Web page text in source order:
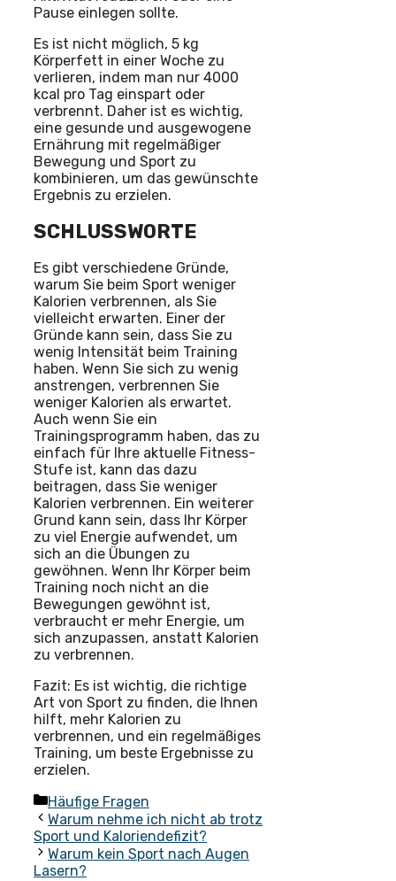
Pause einlegen sollte.
Es ist nicht möglich, 5 kg
Körperfett in einer Woche zu
verlieren, indem man nur 4000
kcal pro Tag einspart oder
verbrennt. Daher ist es wichtig,
eine gesunde und ausgewogene
Ernährung mit regelmäßiger
Bewegung und Sport zu
kombinieren, um das gewünschte
Ergebnis zu erzielen.
SCHLUSSWORTE
Es gibt verschiedene Gründe,
warum Sie beim Sport weniger
Kalorien verbrennen, als Sie
vielleicht erwarten. Einer der
Gründe kann sein, dass Sie zu
wenig Intensität beim Training
haben. Wenn Sie sich zu wenig
anstrengen, verbrennen Sie
weniger Kalorien als erwartet.
Auch wenn Sie ein
Trainingsprogramm haben, das zu
einfach für Ihre aktuelle Fitness-
Stufe ist, kann das dazu
beitragen, dass Sie weniger
Kalorien verbrennen. Ein weiterer
Grund kann sein, dass Ihr Körper
zu viel Energie aufwendet, um
sich an die Übungen zu
gewöhnen. Wenn Ihr Körper beim
Training noch nicht an die
Bewegungen gewöhnt ist,
verbraucht er mehr Energie, um
sich anzupassen, anstatt Kalorien
zu verbrennen.
Fazit: Es ist wichtig, die richtige
Art von Sport zu finden, die Ihnen
hilft, mehr Kalorien zu
verbrennen, und ein regelmäßiges
Training, um beste Ergebnisse zu
erzielen.
Kategorien
Häufige Fragen
Warum nehme ich nicht ab trotz
Sport und Kaloriendefizit?
Warum kein Sport nach Augen
Lasern?